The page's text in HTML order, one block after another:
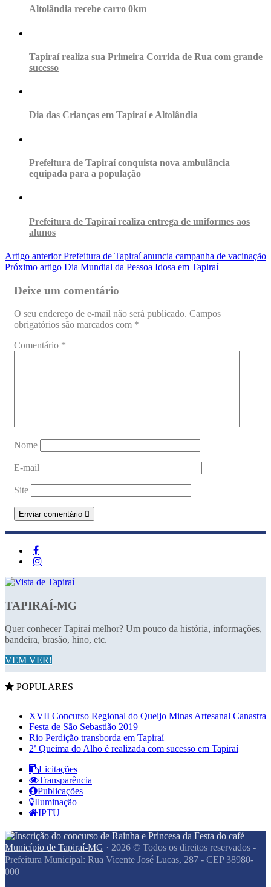
Altolândia recebe carro 0km
Tapiraí realiza sua Primeira Corrida de Rua com grande
sucesso
Dia das Crianças em Tapiraí e Altolândia
Prefeitura de Tapiraí conquista nova ambulância
equipada para a população
Prefeitura de Tapiraí realiza entrega de uniformes aos
alunos
Artigo anteriorPrefeitura de Tapiraí anuncia campanha de vacinação
Próximo artigo Dia Mundial da Pessoa Idosa em Tapiraí
Deixe um comentário
O seu endereço de e-mail não será publicado. Campos
obrigatórios são marcados com *
Comentário *
Nome
E-mail
Site
TAPIRAÍ-MG
Quer conhecer Tapiraí melhor? Um pouco da história, informações,
bandeira, brasão, hino, etc.
VEM VER!
POPULARES
XVII Concurso Regional do Queijo Minas Artesanal Canastra
Festa de São Sebastião 2019
Rio Perdição transborda em Tapiraí
2ª Queima do Alho é realizada com sucesso em Tapiraí
Licitações
Transparência
Publicações
Iluminação
IPTU
Município de Tapiraí-MG · 2026 © Todos os direitos reservados -
Prefeitura Municipal: Rua Vicente José Lucas, 287 - CEP 38980-
000